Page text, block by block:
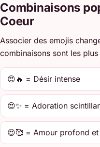
Combinaisons
Coeur
Associer des emojis
combinaisons sont les
😍🔥 = Désir intense
😍✨ = Adoration
😍🥰 = Amour profond